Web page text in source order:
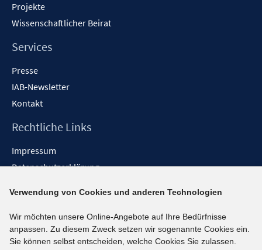
Projekte
Wissenschaftlicher Beirat
Services
Presse
IAB-Newsletter
Kontakt
Rechtliche Links
Impressum
Datenschutzerklärung
Barrieren melden
Social-Media-Kanäle
BlueSky
Verwendung von Cookies und anderen Technologien
Wir möchten unsere Online-Angebote auf Ihre Bedürfnisse
anpassen. Zu diesem Zweck setzen wir sogenannte Cookies ein.
Sie können selbst entscheiden, welche Cookies Sie zulassen.